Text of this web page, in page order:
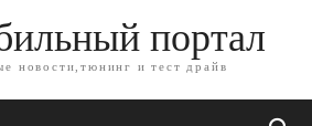
портал
новости,тюнинг и тест драйв